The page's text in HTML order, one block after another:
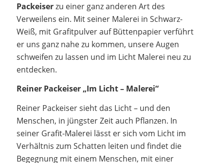
Packeiserzu einer ganz anderen Art des
Verweilens ein. Mit seiner Malerei in Schwarz-
Weiß, mit Grafitpulver auf Büttenpapier verführt
er uns ganz nahe zu kommen, unsere Augen
schweifen zu lassen und im Licht Malerei neu zu
entdecken.
Reiner Packeiser „Im Licht – Malerei“
Reiner Packeiser sieht das Licht – und den
Menschen, in jüngster Zeit auch Pflanzen. In
seiner Grafit-Malerei lässt er sich vom Licht im
Verhältnis zum Schatten leiten und findet die
Begegnung mit einem Menschen, mit einer